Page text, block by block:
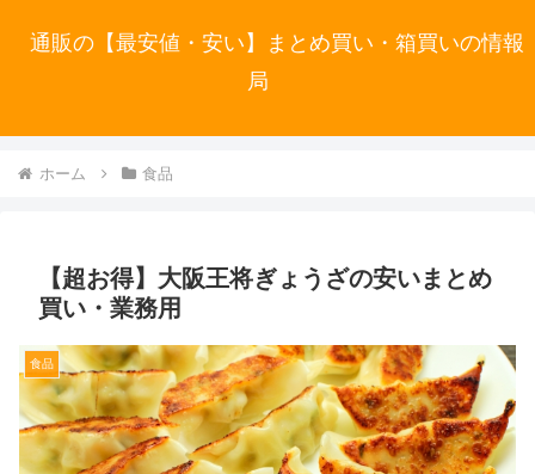
通販の【最安値・安い】まとめ買い・箱買いの情報
局
ホーム 食品
【超お得】大阪王将ぎょうざの安いまとめ
買い・業務用
食品